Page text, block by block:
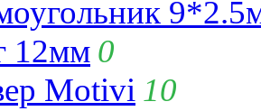
12мм 0
Motivi 10